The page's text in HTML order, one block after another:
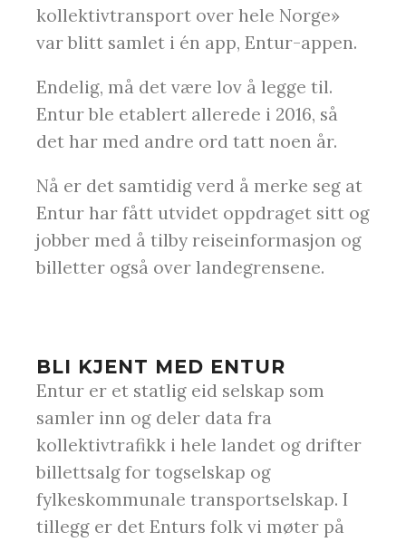
kollektivtransport over hele Norge»
var blitt samlet i én app, Entur-appen.
Endelig, må det være lov å legge til.
Entur ble etablert allerede i 2016, så
det har med andre ord tatt noen år.
Nå er det samtidig verd å merke seg at
Entur har fått utvidet oppdraget sitt og
jobber med å tilby reiseinformasjon og
billetter også over landegrensene.
BLI KJENT MED ENTUR
Entur er et statlig eid selskap som
samler inn og deler data fra
kollektivtrafikk i hele landet og drifter
billettsalg for togselskap og
fylkeskommunale transportselskap. I
tillegg er det Enturs folk vi møter på